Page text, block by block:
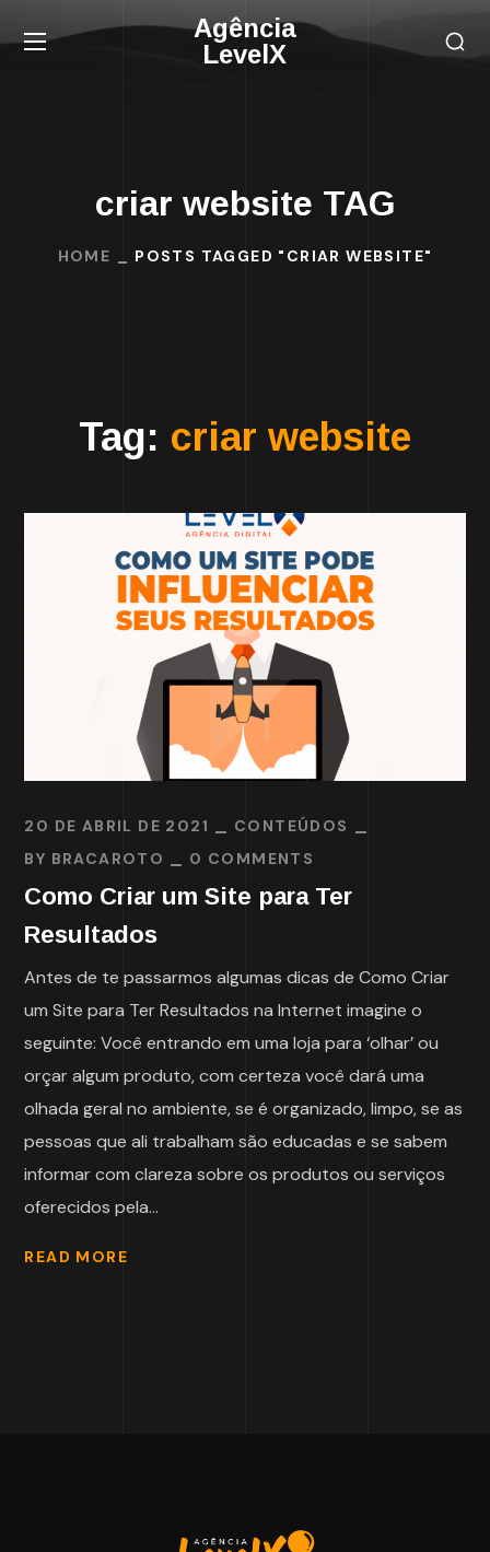
Agência
LevelX
criar website TAG
HOME POSTS TAGGED "CRIAR WEBSITE"
Tag: criar website
20 DE ABRIL DE 2021
CONTEÚDOS
BY BRACAROTO 0 COMMENTS
Como Criar um Site para Ter
Resultados
Antes de te passarmos algumas dicas de Como Criar
um Site para Ter Resultados na Internet imagine o
seguinte: Você entrando em uma loja para ‘olhar’ ou
orçar algum produto, com certeza você dará uma
olhada geral no ambiente, se é organizado, limpo, se as
pessoas que ali trabalham são educadas e se sabem
informar com clareza sobre os produtos ou serviços
oferecidos pela...
READ MORE